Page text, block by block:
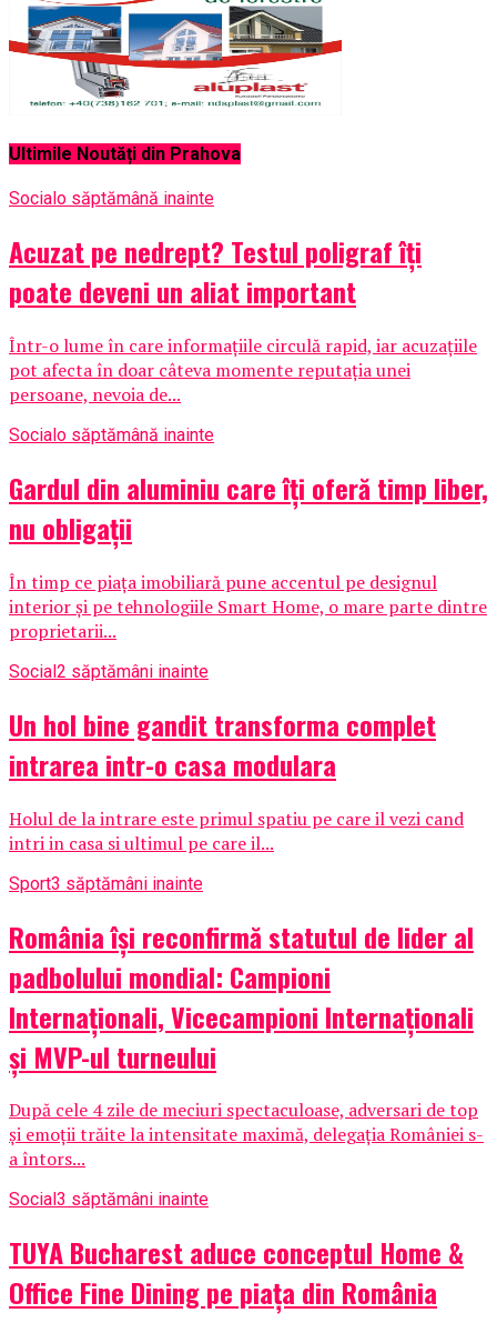
Ultimile Noutăți din Prahova
Social o săptămână inainte
Acuzat pe nedrept? Testul poligraf îţi
poate deveni un aliat important
Într-o lume în care informațiile circulă rapid, iar acuzațiile
pot afecta în doar câteva momente reputația unei
persoane, nevoia de...
Socialo săptămână inainte
Gardul din aluminiu care îți oferă timp liber,
nu obligații
În timp ce piața imobiliară pune accentul pe designul
interior și pe tehnologiile Smart Home, o mare parte dintre
proprietarii...
Social2 săptămâni inainte
Un hol bine gandit transforma complet
intrarea intr-o casa modulara
Holul de la intrare este primul spatiu pe care il vezi cand
intri in casa si ultimul pe care il...
Sport3 săptămâni inainte
România își reconfirmă statutul de lider al
padbolului mondial: Campioni
Internaționali, Vicecampioni Internaționali
și MVP-ul turneului
După cele 4 zile de meciuri spectaculoase, adversari de top
și emoții trăite la intensitate maximă, delegația României s-
a întors...
Social 3 săptămâni inainte
TUYA Bucharest aduce conceptul Home &
Office Fine Dining pe piața din România